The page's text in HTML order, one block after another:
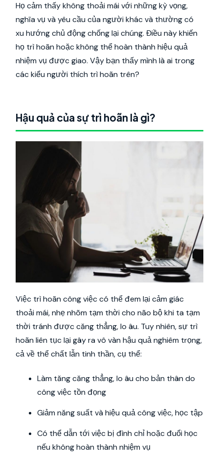
Họ cảm thấy không thoải mái với những kỳ vọng,
nghĩa vụ và yêu cầu của người khác và thường có
xu hướng chủ động chống lại chúng. Điều này khiến
họ trì hoãn hoặc không thể hoàn thành hiệu quả
nhiệm vụ được giao. Vậy bạn thấy mình là ai trong
các kiểu người thích trì hoãn trên?
Hậu quả của sự trì hoãn là gì?
Việc trì hoãn công việc có thể đem lại cảm giác
thoải mái, nhẹ nhõm tạm thời cho não bộ khi ta tạm
thời tránh được căng thẳng, lo âu. Tuy nhiên, sự trì
hoãn liên tục lại gây ra vô vàn hậu quả nghiêm trọng,
cả về thể chất lẫn tinh thần, cụ thể:
Làm tăng căng thẳng, lo âu cho bản thân do
công việc tồn đọng
Giảm năng suất và hiệu quả công việc, học tập
Có thể dẫn tới việc bị đình chỉ hoặc đuổi học
nếu không hoàn thành nhiệm vụ